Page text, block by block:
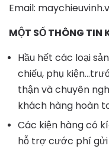
Email:
MỘT SỐ THÔNG TIN
Hầu hết các loại
chiếu, phụ
thận và chuyên
khách hàng hoàn
Các kiện hàng có
hỗ trợ cước phí